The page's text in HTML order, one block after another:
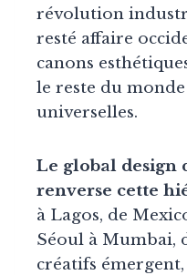
révolution
resté affaire
canons
le reste du
universelles.
Le global design
renverse cette
à Lagos, de
Séoul à Mumbai,
créatifs